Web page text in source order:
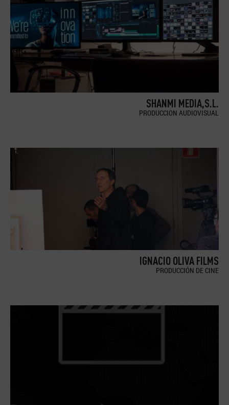
SHANMI MEDIA,S.L.
PRODUCCION AUDIOVISUAL
IGNACIO OLIVA FILMS
PRODUCCIÓN DE CINE